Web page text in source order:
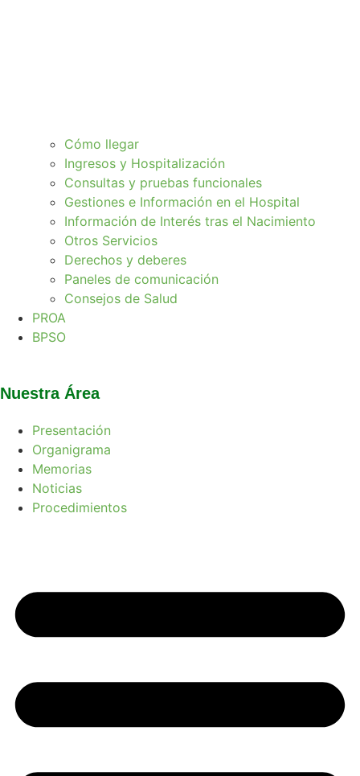
Cómo llegar
Ingresos y Hospitalización
Consultas y pruebas funcionales
Gestiones e Información en el Hospital
Información de Interés tras el Nacimiento
Otros Servicios
Derechos y deberes
Paneles de comunicación
Consejos de Salud
PROA
BPSO
Nuestra Área
Presentación
Organigrama
Memorias
Noticias
Procedimientos